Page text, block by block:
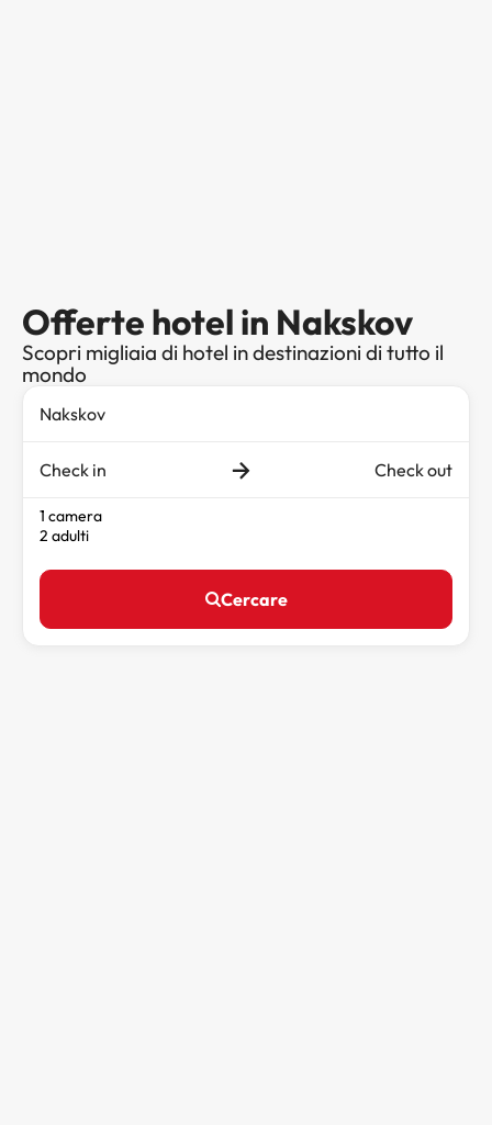
Offerte hotel in Nakskov
Scopri migliaia di hotel in destinazioni di tutto il
mondo
Check in Check out
1 camera
2 adulti
Cercare